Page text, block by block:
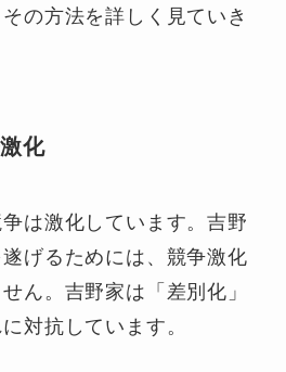
の方法を詳しく見ていき
化
は激化しています。吉野
げるためには、競争激化
ん。吉野家は「差別化」
対抗しています。